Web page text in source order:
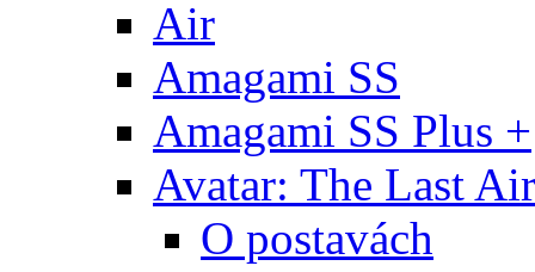
Air
Amagami SS
Amagami SS Plus +
Avatar: The Last
O postavách